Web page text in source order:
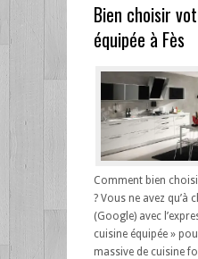
Bien choisir
équipée à Fès
Comment bien
? Vous ne avez qu’à
(Google) avec
cuisine équipée »
massive de cuisine